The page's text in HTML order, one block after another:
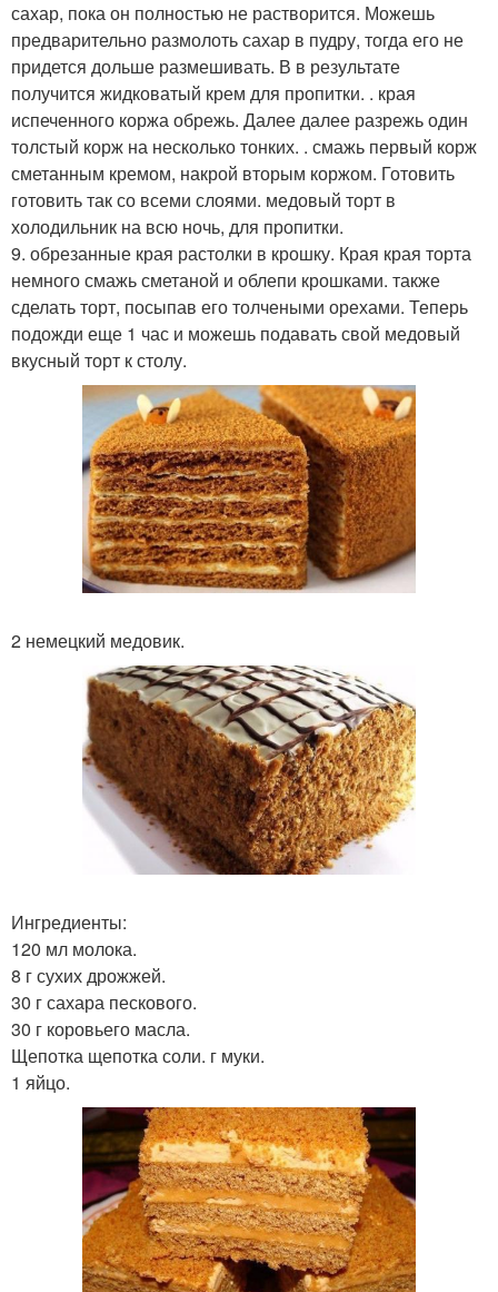
сахар, пока он полностью не растворится. Можешь
предварительно размолоть сахар в пудру, тогда его не
придется дольше размешивать. В в результате
получится жидковатый крем для пропитки. . края
испеченного коржа обрежь. Далее далее разрежь один
толстый корж на несколько тонких. . смажь первый корж
сметанным кремом, накрой вторым коржом. Готовить
готовить так со всеми слоями. медовый торт в
холодильник на всю ночь, для пропитки.
9. обрезанные края растолки в крошку. Края края торта
немного смажь сметаной и облепи крошками. также
сделать торт, посыпав его толчеными орехами. Теперь
подожди еще 1 час и можешь подавать свой медовый
вкусный торт к столу.
2 немецкий медовик.
Ингредиенты:
120 мл молока.
8 г сухих дрожжей.
30 г сахара пескового.
30 г коровьего масла.
Щепотка щепотка соли. г муки.
1 яйцо.